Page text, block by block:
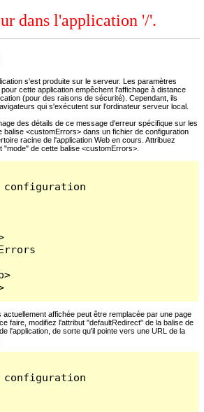
dans l'application '/'.
s'est produite sur le serveur. Les paramètres
cette application empêchent l'affichage à distance
(pour des raisons de sécurité). Cependant, ils
qui s'exécutent sur l'ordinateur serveur local.
des détails de ce message d'erreur spécifique sur les
<customErrors> dans un fichier de configuration
racine de l'application Web en cours. Attribuez
"mode" de cette balise <customErrors>.
actuellement affichée peut être remplacée par une page
faire, modifiez l'attribut "defaultRedirect" de la balise de
l'application, de sorte qu'il pointe vers une URL de la